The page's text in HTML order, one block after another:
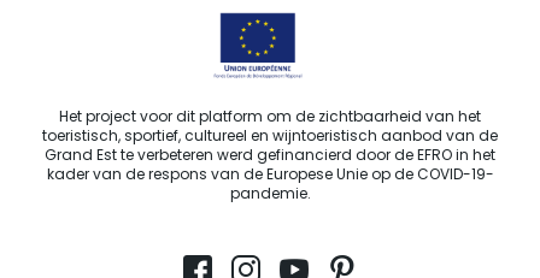
Het project voor dit platform om de zichtbaarheid van het
toeristisch, sportief, cultureel en wijntoeristisch aanbod van de
Grand Est te verbeteren werd gefinancierd door de EFRO in het
kader van de respons van de Europese Unie op de COVID-19-
pandemie.